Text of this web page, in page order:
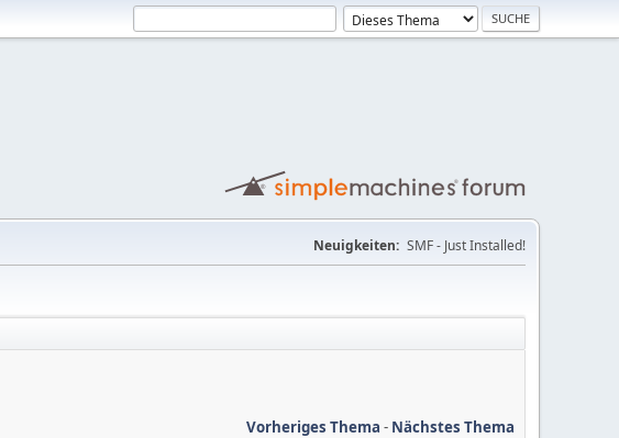
Neuigkeiten: SMF - Just Installed!
Vorheriges Thema - Nächstes Thema